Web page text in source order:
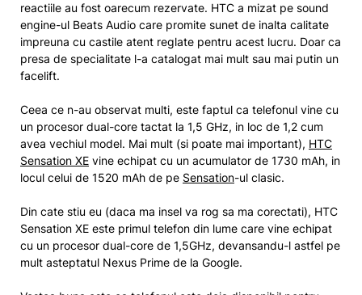
reactiile au fost oarecum rezervate. HTC a mizat pe sound
engine-ul Beats Audio care promite sunet de inalta calitate
impreuna cu castile atent reglate pentru acest lucru. Doar ca
presa de specialitate l-a catalogat mai mult sau mai putin un
facelift.
Ceea ce n-au observat multi, este faptul ca telefonul vine cu
un procesor dual-core tactat la 1,5 GHz, in loc de 1,2 cum
avea vechiul model. Mai mult (si poate mai important), HTC
Sensation XE vine echipat cu un acumulator de 1730 mAh, in
locul celui de 1520 mAh de pe Sensation-ul clasic.
Din cate stiu eu (daca ma insel va rog sa ma corectati), HTC
Sensation XE este primul telefon din lume care vine echipat
cu un procesor dual-core de 1,5GHz, devansandu-l astfel pe
mult asteptatul Nexus Prime de la Google.